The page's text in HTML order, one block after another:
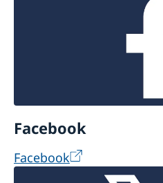
Facebook
Facebook